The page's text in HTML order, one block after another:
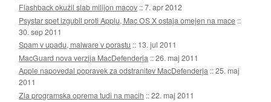
Flashback okužil slab milijon macov ::7. apr 2012
Psystar spet izgubil proti Applu, Mac OS X ostaja omejen na mace ::
30. sep 2011
Spam v upadu, malware v porastu :: 13. jul 2011
MacGuard nova verzija MacDefenderja ::26. maj 2011
Apple napovedal popravek za odstranitev MacDefenderja ::25. maj
2011
Zla programska oprema tudi na macih ::22. maj 2011